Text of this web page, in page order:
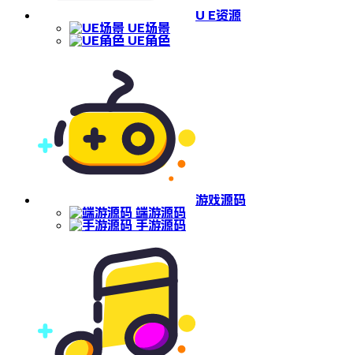
U E资源
UE场景
UE角色
游戏源码
端游源码
手游源码